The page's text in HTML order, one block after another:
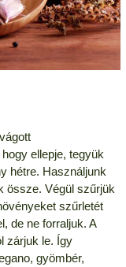
ellepje, tegyük
hétre. Használjunk
össze. Végül szűrjük
szűrletét
de ne forraljuk. A
zárjuk le. Így
gyömbér,